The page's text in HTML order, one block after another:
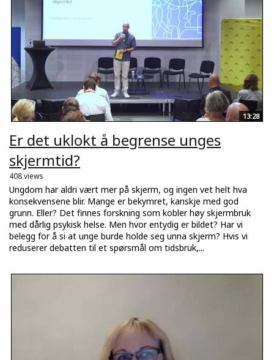
13:28
Er det uklokt å begrense unges
skjermtid?
408 views
Ungdom har aldri vært mer på skjerm, og ingen vet helt hva
konsekvensene blir. Mange er bekymret, kanskje med god
grunn. Eller? Det finnes forskning som kobler høy skjermbruk
med dårlig psykisk helse. Men hvor entydig er bildet? Har vi
belegg for å si at unge burde holde seg unna skjerm? Hvis vi
reduserer debatten til et spørsmål om tidsbruk,...